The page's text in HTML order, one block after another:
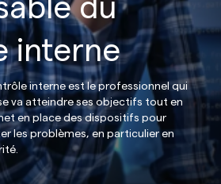
interne
interne est le professionnel qui
va atteindre ses objectifs tout en
en place des dispositifs pour
les problèmes, en particulier en